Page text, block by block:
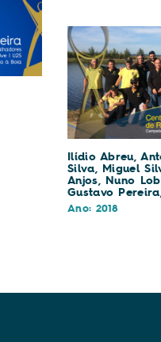
Ilídio Abreu,
Silva, Miguel
Anjos, Nuno
Gustavo
Ano: 2018